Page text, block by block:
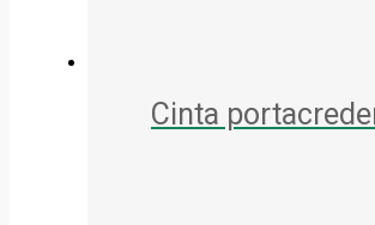
Cinta